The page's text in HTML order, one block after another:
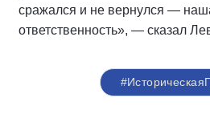
сражался и не вернулся —
ответственность», — сказал